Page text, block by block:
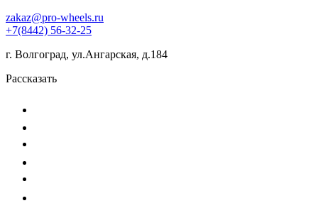
zakaz@pro-wheels.ru
+7(8442) 56-32-25
г. Волгоград, ул.Ангарская, д.184
Рассказать